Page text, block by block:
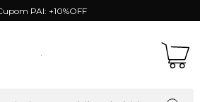
PAI: +10%OFF